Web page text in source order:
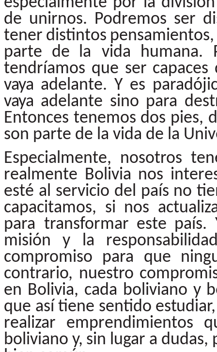
de unirnos. Podremos ser
tener distintos pensamientos,
parte
de la vida humana.
tendríamos que ser capaces
vaya adelante. Y es
vaya adelante sino para
Entonces tenemos dos pies,
son parte de la vida de la
Especialmente, nosotros
realmente Bolivia nos
esté al servicio del país no
capacitamos, si nos
para transformar este país.
misión
y la
compromiso para que
contrario, nuestro
en Bolivia, cada boliviano y
que así tiene sentido
realizar
emprendimientos
boliviano y, sin lugar a dudas,